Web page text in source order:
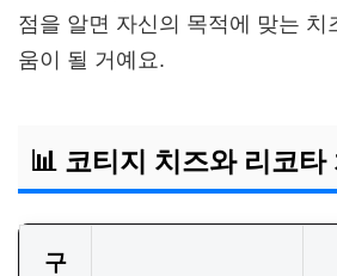
점을 알면 자신의 목적에 맞는 치
움이 될 거예요.
📊 코티지 치즈와 리코타
구